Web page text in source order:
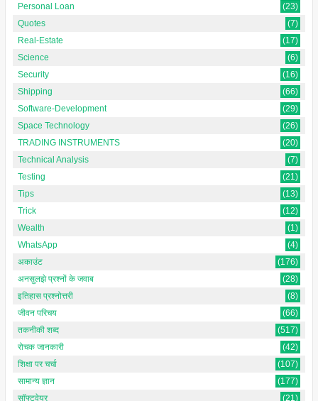
Personal Loan
(23)
Quotes
(7)
Real-Estate
(17)
Science
(6)
Security
(16)
Shipping
(66)
Software-Development
(29)
Space Technology
(26)
TRADING INSTRUMENTS
(20)
Technical Analysis
(7)
Testing
(21)
Tips
(13)
Trick
(12)
Wealth
(1)
WhatsApp
(4)
अकाउंट
(176)
अनसुलझे प्रश्नों के जवाब
(28)
इतिहास प्रश्नोत्तरी
(8)
जीवन परिचय
(66)
तकनीकी शब्द
(517)
रोचक जानकारी
(42)
शिक्षा पर चर्चा
(107)
सामान्य ज्ञान
(177)
सॉफ्टवेयर
(21)